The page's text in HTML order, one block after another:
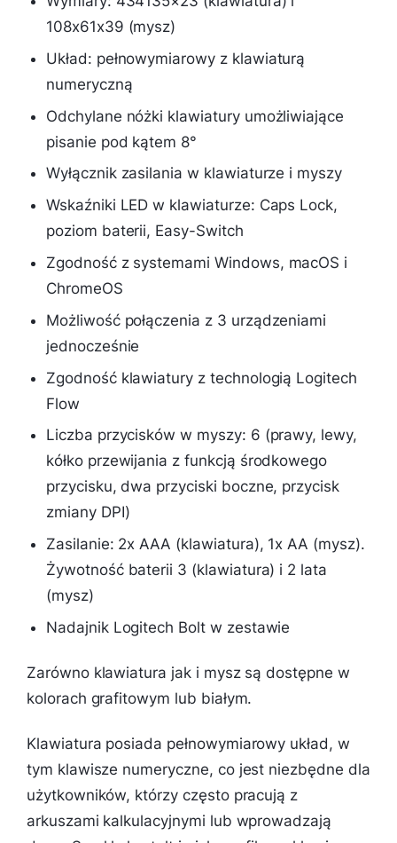
108x61x39 (mysz)
Układ: pełnowymiarowy z klawiaturą
numeryczną
Odchylane nóżki klawiatury umożliwiające
pisanie pod kątem 8°
Wyłącznik zasilania w klawiaturze i myszy
Wskaźniki LED w klawiaturze: Caps Lock,
poziom baterii, Easy-Switch
Zgodność z systemami Windows, macOS i
ChromeOS
Możliwość połączenia z 3 urządzeniami
jednocześnie
Zgodność klawiatury z technologią Logitech
Flow
Liczba przycisków w myszy: 6 (prawy, lewy,
kółko przewijania z funkcją środkowego
przycisku, dwa przyciski boczne, przycisk
zmiany DPI)
Zasilanie: 2x AAA (klawiatura), 1x AA (mysz).
Żywotność baterii 3 (klawiatura) i 2 lata
(mysz)
Nadajnik Logitech Bolt w zestawie
Zarówno klawiatura jak i mysz są dostępne w
kolorach grafitowym lub białym.
Klawiatura posiada pełnowymiarowy układ, w
tym klawisze numeryczne, co jest niezbędne dla
użytkowników, którzy często pracują z
arkuszami kalkulacyjnymi lub wprowadzają